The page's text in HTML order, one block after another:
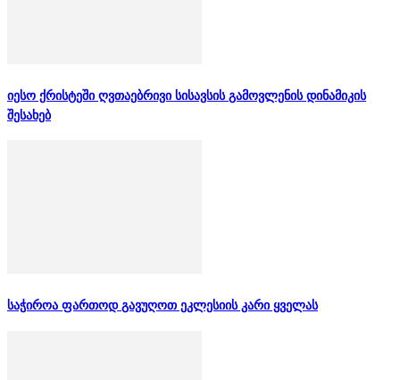
იესო ქრისტეში ღვთაებრივი სისავსის გამოვლენის დინამიკის
შესახებ
საჭიროა ფართოდ გავუღოთ ეკლესიის კარი ყველას